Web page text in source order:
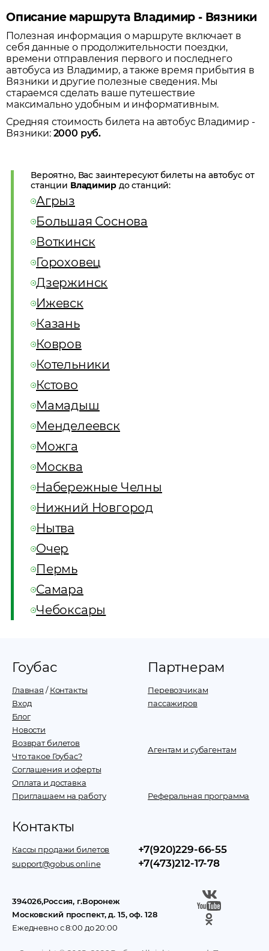
Описание маршрута Владимир - Вязники
Полезная информация о маршруте включает в
себя данные о продолжительности поездки,
времени отправления первого и последнего
автобуса из Владимир, а также время прибытия в
Вязники и другие полезные сведения. Мы
стараемся сделать ваше путешествие
максимально удобным и информативным.
Средняя стоимость билета на автобус Владимир-
Вязники: 2000 руб.
Вероятно, Вас заинтересуют билеты на автобус от
станции Владимирдо станций:
Агрыз
Большая Соснова
Воткинск
Гороховец
Дзержинск
Ижевск
Казань
Ковров
Котельники
Кстово
Мамадыш
Менделеевск
Можга
Москва
Набережные Челны
Нижний Новгород
Нытва
Очер
Пермь
Самара
Чебоксары
Гоубас
Главная /Контакты
Вход
Блог
Новости
Возврат билетов
Что такое Гоубас?
Соглашения и оферты
Оплата и доставка
Приглашаем на работу
Партнерам
Перевозчикам
пассажиров
Агентам и субагентам
Реферальная программа
Контакты
Кассы продажи билетов
support@gobus.online
+7(920)229-66-55
+7(473)212-17-78
394026,Россия, г.Воронеж
Московский проспект, д. 15, оф. 128
Ежедневно с 8:00 до 20:00